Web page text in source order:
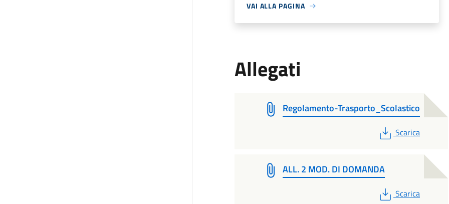
VAI ALLA PAGINA
Allegati
Regolamento-Trasporto_Scolastico
PDF
Scarica
ALL. 2 MOD. DI DOMANDA
PDF
Scarica